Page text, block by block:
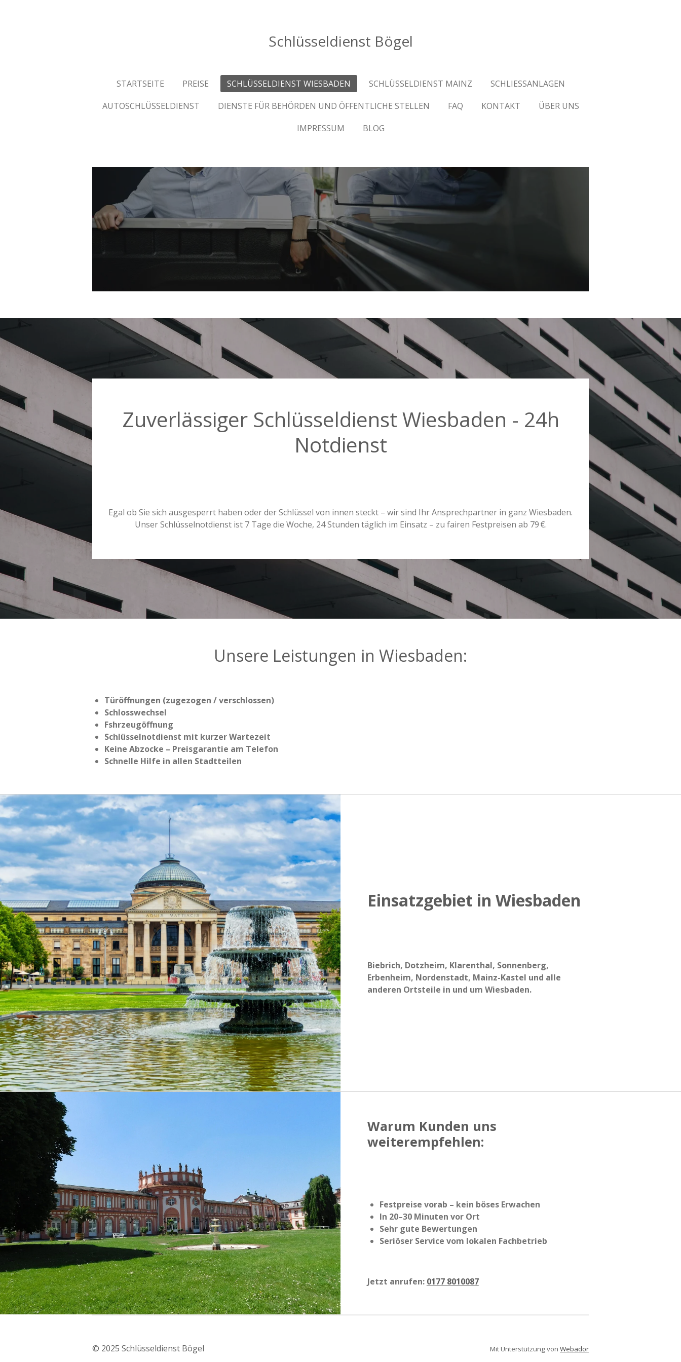
Schlüsseldienst Bögel
STARTSEITE PREISE SCHLÜSSELDIENST WIESBADEN SCHLÜSSELDIENST MAINZ
SCHLIESSANLAGEN
AUTOSCHLÜSSELDIENST
DIENSTE FÜR BEHÖRDEN UND ÖFFENTLICHE STELLEN FAQ KONTAKT
ÜBER UNS
IMPRESSUM
BLOG
Zuverlässiger Schlüsseldienst Wiesbaden - 24h
Notdienst
Egal ob Sie sich ausgesperrt haben oder der Schlüssel von innen steckt – wir sind Ihr Ansprechpartner in ganz Wiesbaden.
Unser Schlüsselnotdienst ist 7 Tage die Woche, 24 Stunden täglich im Einsatz – zu fairen Festpreisen ab 79 €.
Unsere Leistungen in Wiesbaden:
Türöffnungen (zugezogen / verschlossen)
Schlosswechsel
Fshrzeugöffnung
Schlüsselnotdienst mit kurzer Wartezeit
Keine Abzocke – Preisgarantie am Telefon
Schnelle Hilfe in allen Stadtteilen
Einsatzgebiet in Wiesbaden
Biebrich, Dotzheim, Klarenthal, Sonnenberg,
Erbenheim, Nordenstadt, Mainz-Kastel und alle
anderen Ortsteile in und um Wiesbaden.
Warum Kunden uns
weiterempfehlen:
Festpreise vorab – kein böses Erwachen
In 20–30 Minuten vor Ort
Sehr gute Bewertungen
Seriöser Service vom lokalen Fachbetrieb
Jetzt anrufen: 0177 8010087
© 2025 Schlüsseldienst Bögel Mit Unterstützung von Webador